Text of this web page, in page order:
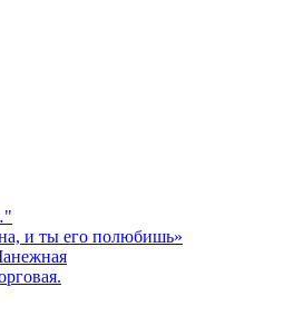
и ты его полюбишь»